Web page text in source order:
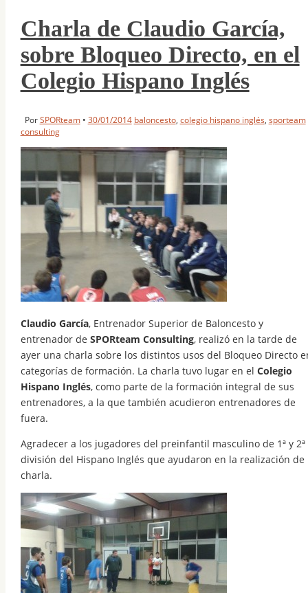
Charla de Claudio García,
sobre Bloqueo Directo, en el
Colegio Hispano Inglés
PorSPORteam • 30/01/2014 baloncesto, colegio hispano inglés, sporteam
consulting
Claudio García, Entrenador Superior de Baloncesto y
entrenador de SPORteam Consulting, realizó en la tarde de
ayer una charla sobre los distintos usos del Bloqueo Directo
categorías de formación. La charla tuvo lugar en el Colegio
Hispano Inglés, como parte de la formación integral de sus
entrenadores, a la que también acudieron entrenadores de
fuera.
Agradecer a los jugadores del preinfantil masculino de 1ª y 2ª
división del Hispano Inglés que ayudaron en la realización de
charla.